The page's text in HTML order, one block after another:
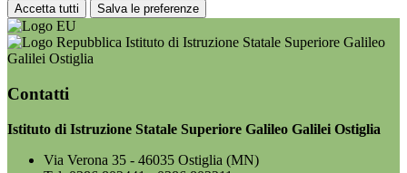
Accetta tutti Salva le preferenze
Istituto di Istruzione Statale Superiore Galileo
Galilei Ostiglia
Contatti
Istituto di Istruzione Statale Superiore Galileo Galilei Ostiglia
Via Verona 35 - 46035 Ostiglia (MN)